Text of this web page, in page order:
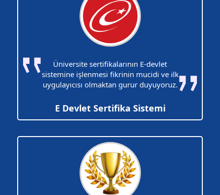
Üniversite sertifikalarının E-devlet
sistemine işlenmesi fikrinin mucidi ve ilk
uygulayıcısı olmaktan gurur duyuyoruz.
E Devlet Sertifika Sistemi